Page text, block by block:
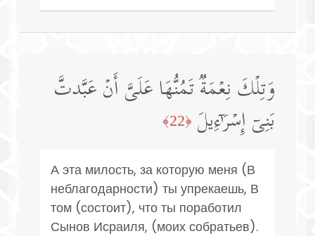
وَتِلۡكَ نِعۡمَةࣱ تَمُنُّهَا عَلَیَّ أَنۡ عَبَّدتَّ
بَنِیۤ إِسۡرَ ٰ⁠ۤءِیلَ ﴿22﴾
А эта милость, за которую меня (В
неблагодарности) ты упрекаешь, В
том (состоит), что ты поработил
Сынов Исраиля, (моих собратьев).